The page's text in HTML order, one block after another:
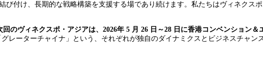
付け、長期的な戦略構築を支援する場であり続けます。私たちはヴィネクス
回のヴィネクスポ・アジアは、 2026年 5 月 26 日～28 日に香港コンベンション＆
レーターチャイナ」という、それぞれが独自のダイナミクスとビジネスチャ